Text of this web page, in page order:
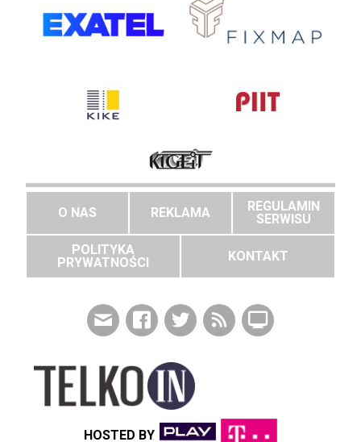
O NAS REKLAMA
REGULAMIN
SERWISU
POLITYKA
PRYWATNOŚCI
KONTAKT
HOSTED BY